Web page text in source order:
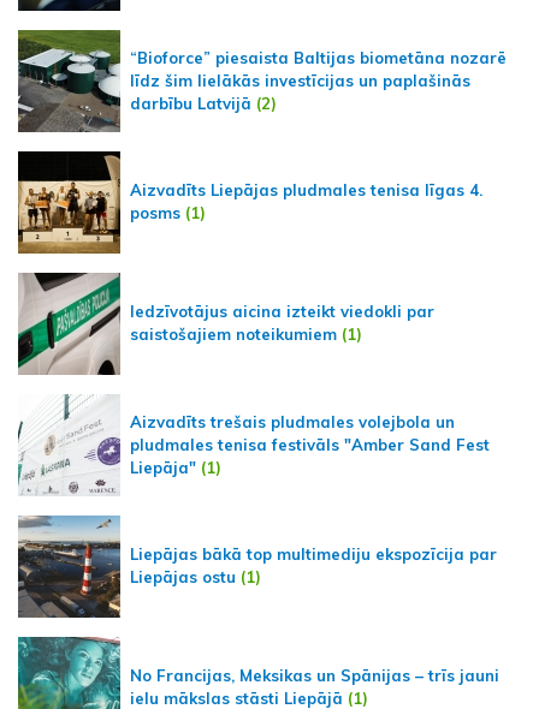
“Bioforce” piesaista Baltijas biometāna nozarē
līdz šim lielākās investīcijas un paplašinās
darbību Latvijā (2)
Aizvadīts Liepājas pludmales tenisa līgas 4.
posms (1)
Iedzīvotājus aicina izteikt viedokli par
saistošajiem noteikumiem (1)
Aizvadīts trešais pludmales volejbola un
pludmales tenisa festivāls "Amber Sand Fest
Liepāja" (1)
Liepājas bākā top multimediju ekspozīcija par
Liepājas ostu (1)
No Francijas, Meksikas un Spānijas – trīs jauni
ielu mākslas stāsti Liepājā (1)